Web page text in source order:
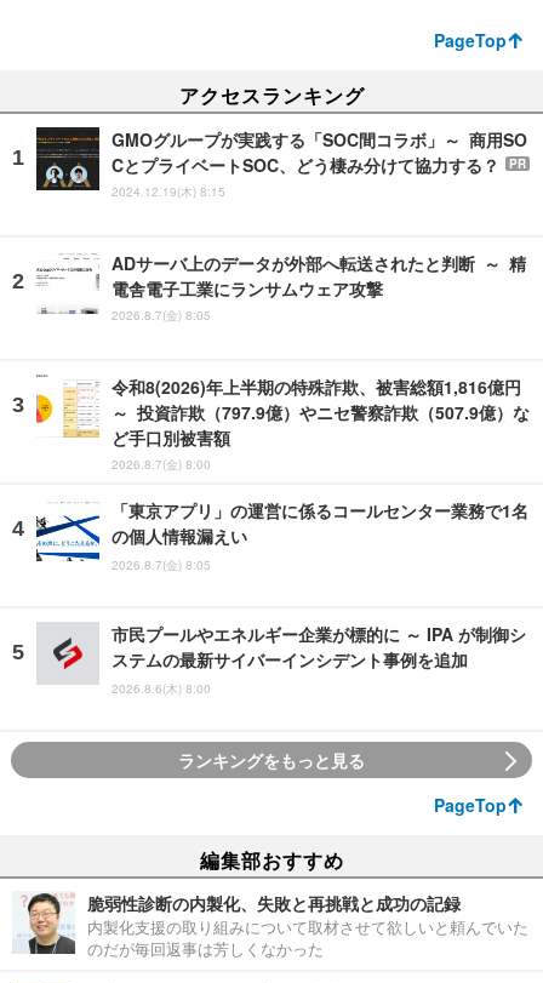
PageTop
アクセスランキング
GMOグループが実践する「SOC間コラボ」～ 商用SO
CとプライベートSOC、どう棲み分けて協力する？
PR
2024.12.19(木) 8:15
ADサーバ上のデータが外部へ転送されたと判断 ～ 精
電舎電子工業にランサムウェア攻撃
2026.8.7(金) 8:05
令和8(2026)年上半期の特殊詐欺、被害総額1,816億円
～ 投資詐欺（797.9億）やニセ警察詐欺（507.9億）な
ど手口別被害額
2026.8.7(金) 8:00
「東京アプリ」の運営に係るコールセンター業務で1名
の個人情報漏えい
2026.8.7(金) 8:05
市民プールやエネルギー企業が標的に ～ IPA が制御シ
ステムの最新サイバーインシデント事例を追加
2026.8.6(木) 8:00
ランキングをもっと見る
PageTop
編集部おすすめ
脆弱性診断の内製化、失敗と再挑戦と成功の記録
内製化支援の取り組みについて取材させて欲しいと頼んでいた
のだが毎回返事は芳しくなかった